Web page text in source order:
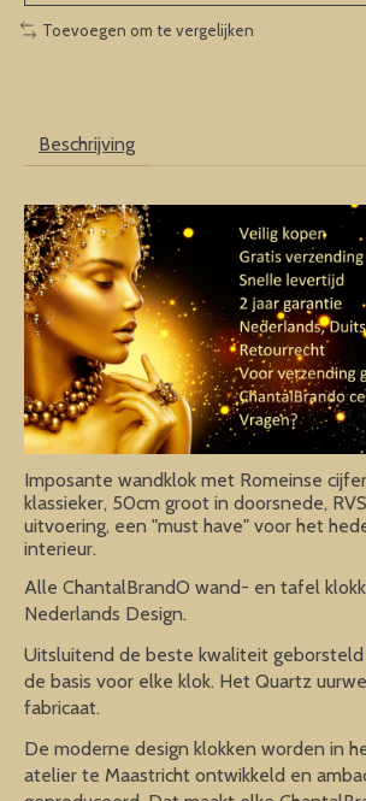
Toevoegen om te vergelijken
Beschrijving
Imposante wandklok met Romeinse
klassieker, 50cm groot in doorsnede,
uitvoering, een "must have" voor het
interieur.
Alle ChantalBrandO wand- en tafel
Nederlands Design.
Uitsluitend de beste kwaliteit
de basis voor elke klok. Het Quartz
fabricaat.
De moderne design klokken worden in
atelier te Maastricht ontwikkeld en